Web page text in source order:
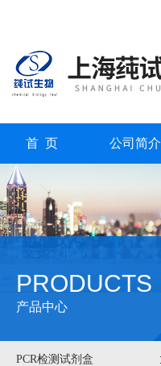
首 页 公司简介
PRODUCTS
产品中心
PCR检测试剂盒